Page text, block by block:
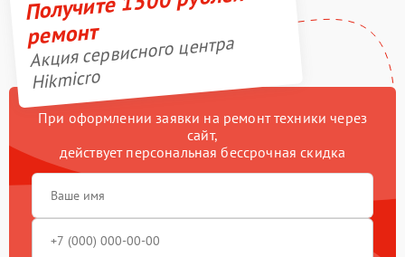
ремонт
Акция сервисного центра
Hikmicro
При оформлении заявки на ремонт техники через
сайт,
действует персональная бессрочная скидка